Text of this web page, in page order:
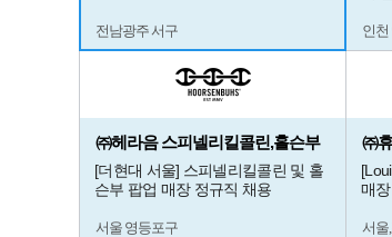
전남광주 서구 인천
㈜헤라음 스피넬리킬콜린,홀슨부
[더현대 서울] 스피넬리킬콜린 및 홀
슨부 팝업 매장 정규직 채용
서울 영등포구
㈜
매
서울